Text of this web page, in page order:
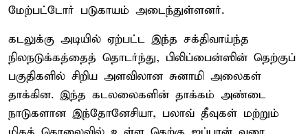
மேற்பட்டோர் படுகாயம் அடைந்துள்ளனர்.
கடலுக்கு அடியில் ஏற்பட்ட இந்த சக்திவாய்ந்த
நிலநடுக்கத்தைத் தொடர்ந்து, பிலிப்பைன்ஸின் தெற்குப்
பகுதிகளில் சிறிய அளவிலான சுனாமி அலைகள்
தாக்கின. இந்த கடலலைகளின் தாக்கம் அண்டை
நாடுகளான இந்தோனேசியா, பலாவ் தீவுகள் மற்றும்